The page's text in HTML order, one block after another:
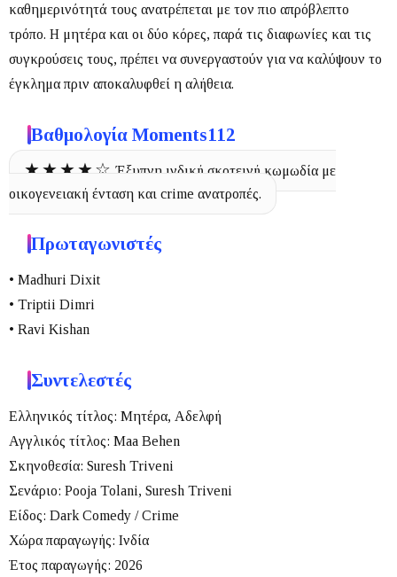
καθημερινότητά τους ανατρέπεται με τον πιο απρόβλεπτο
τρόπο. Η μητέρα και οι δύο κόρες, παρά τις διαφωνίες και τις
συγκρούσεις τους, πρέπει να συνεργαστούν για να καλύψουν το
έγκλημα πριν αποκαλυφθεί η αλήθεια.
Βαθμολογία Moments112
★★★★☆ Έξυπνη ινδική σκοτεινή κωμωδία με
οικογενειακή ένταση και crime ανατροπές.
Πρωταγωνιστές
• Madhuri Dixit
• Triptii Dimri
• Ravi Kishan
Συντελεστές
Ελληνικός τίτλος: Μητέρα, Αδελφή
Αγγλικός τίτλος: Maa Behen
Σκηνοθεσία: Suresh Triveni
Σενάριο: Pooja Tolani, Suresh Triveni
Είδος: Dark Comedy / Crime
Χώρα παραγωγής: Ινδία
Έτος παραγωγής: 2026